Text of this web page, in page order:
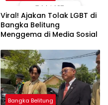
Viral! Ajakan Tolak LGBT di
Bangka Belitung
Menggema di Media Sosial
Bangka Belitung